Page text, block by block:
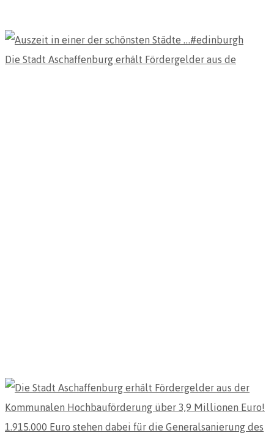
Die Stadt Aschaffenburg erhält Fördergelder aus de